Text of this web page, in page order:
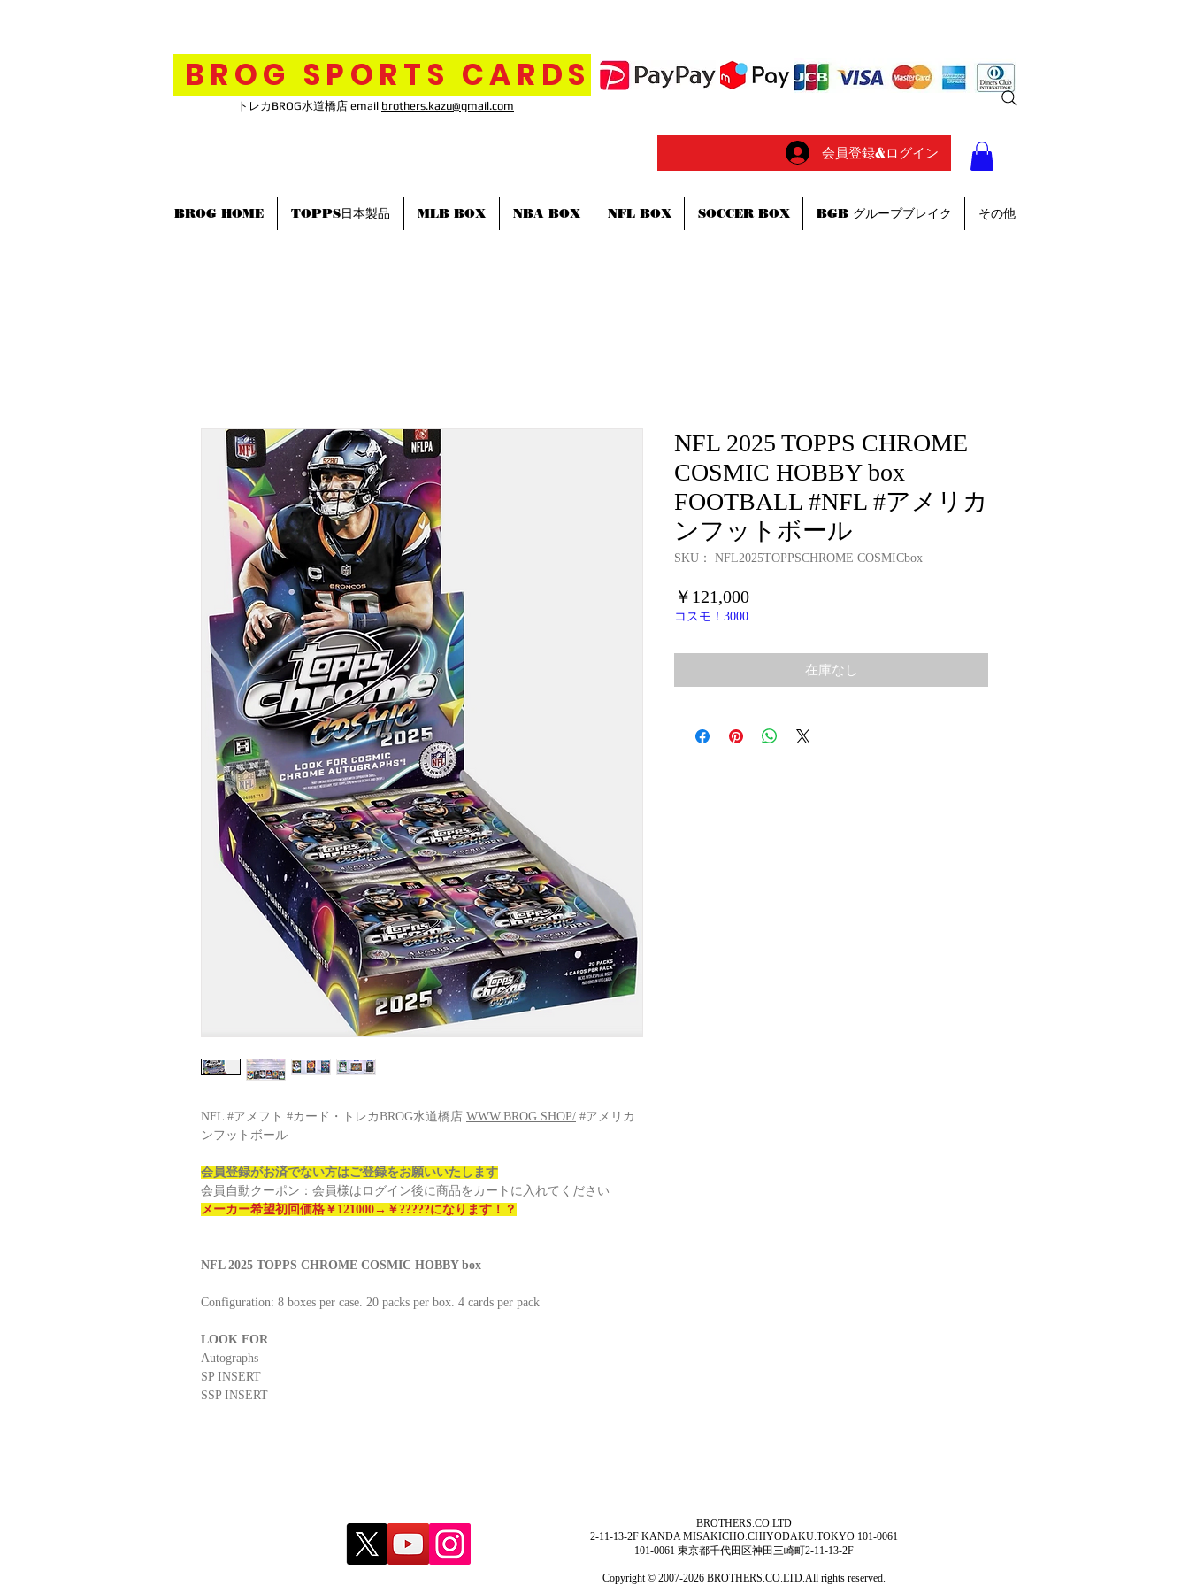
BROG SPORTS CARDS
トレカBROG水道橋店 email brothers.kazu@gmail.com
会員登録&ログイン
NFL #アメフト #カード・トレカBROG水道橋店 WWW.BROG.SHOP/ #アメリカ
ンフットボール
会員登録がお済でない方はご登録をお願いいたします
会員自動クーポン：会員様はログイン後に商品をカートに入れてください
メーカー希望初回価格￥121000→￥?????になります！？
NFL 2025 TOPPS CHROME COSMIC HOBBY box
Configuration: 8 boxes per case. 20 packs per box. 4 cards per pack
LOOK FOR
Autographs
SP INSERT
SSP INSERT
NFL 2025 TOPPS CHROME
COSMIC HOBBY box
FOOTBALL #NFL #アメリカ
ンフットボール
SKU： NFL2025TOPPSCHROME COSMICbox
￥121,000価
コスモ！3000
在庫なし
BROG HOME TOPPS日本製品 MLB BOX NBA BOX NFL BOX SOCCER BOX BGB グループブレイク その他
BROTHERS.CO.LTD
2-11-13-2F KANDA MISAKICHO.CHIYODAKU.TOKYO 101-0061
101-0061 東京都千代田区神田三崎町2-11-13-2F
Copyright © 2007-2026 BROTHERS.CO.LTD.All rights reserved.